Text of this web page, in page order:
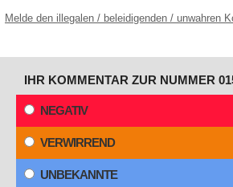
Melde den illegalen / beleidigenden / unwahren
IHR KOMMENTAR ZUR NUMMER
NEGATIV
VERWIRREND
UNBEKANNTE